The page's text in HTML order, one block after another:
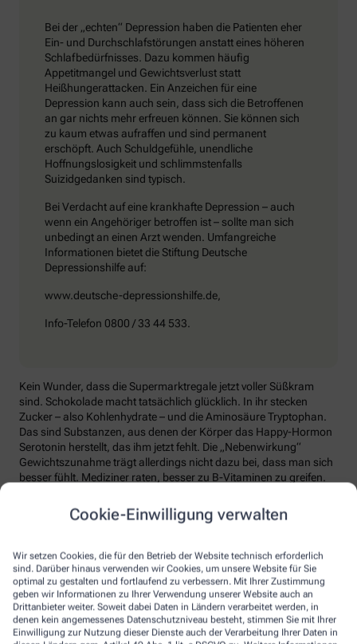
Cookie-Einwilligung verwalten
Wir setzen Cookies, die für den Betrieb der Website technisch erforderlich
sind. Darüber hinaus verwenden wir Cookies, um unsere Website für Sie
optimal zu gestalten und fortlaufend zu verbessern. Mit Ihrer Zustimmung
geben wir Informationen zu Ihrer Verwendung unserer Website auch an
Drittanbieter weiter. Soweit dabei Daten in Ländern verarbeitet werden, in
denen kein angemessenes Datenschutzniveau besteht, stimmen Sie mit Ihrer
Einwilligung zur Nutzung dieser Dienste auch der Verarbeitung Ihrer Daten in
Bei der „echten“ Depression haben die Patienten eher
Ein- und Durchschlafstörungen anstatt eines höheren
Schlafbedürfnisses. Dazu kommen häufig
Appetitmangel und Gewichtsverlust statt
Heißhungerattacken. Ein Anzeichen für eine
Depression kann auch sein, dass sich die Betroffenen
an gar nichts mehr erfreuen können. Sie können sich
zu kaum etwas aufraffen und sind permanent
erschöpft. Auch Schuldgefühle, unendliche
Hoffnungslosigkeit und schlimmstenfalls
Suizidgedanken sind typisch.
Bei Verdacht auf eine krankhafte Depression – auch
wenn ein Angehöriger betroffen ist – sollte man sich
unbedingt an einen Arzt wenden. Umfangreiche
Informationen bietet die Stiftung Deutsche
Depressionshilfe auf:
www.deutsche-depressionshilfe.de,
Info-Telefon 0800 / 33 44 533.
Kein Wunder, dass die Supermarktregale jetzt voller Süßkram
sind. Schokolade macht tatsächlich glücklich. In ihr stecken
Zucker – also Kohlenhydrate – und die Aminosäure Tryptophan.
Das sind Substanzen, aus denen der Körper das Happy-Hormon
Serotonin herstellt, das ihm jetzt fehlt. Die „Nebenwirkung“
Gewichtszunahme trägt allerdings nicht dazu bei, dass man sich
besser fühlt. Mediziner raten, besser zu B-Vitaminen zu greifen.
Energiestoffwechsel und unterstützen die Stressverarbeitung.
zurückzuziehen. Im Gegenteil: Aktiv zu bleiben, mit Familie und
Freunden etwas zu unternehmen, viel frische Luft zu tanken und
sich zum Beispiel mit seinem Hobby intensiv zu beschäftigen, hebt
die Laune. Dabei hilft, sich jeden Sonntag zu notieren, was man in
der kommenden Woche Schönes machen will.
Sommer-Feeling lässt sich auch zurückholen: mit anderen in